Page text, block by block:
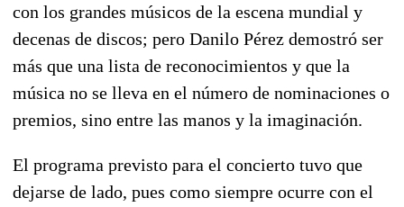
con los grandes músicos de la escena mundial y
decenas de discos; pero Danilo Pérez demostró ser
más que una lista de reconocimientos y que la
música no se lleva en el número de nominaciones o
premios, sino entre las manos y la imaginación.
El programa previsto para el concierto tuvo que
dejarse de lado, pues como siempre ocurre con el